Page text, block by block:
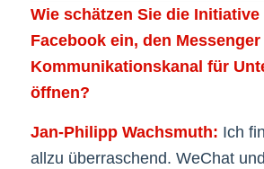
Wie schätzen Sie die Initiative
Facebook ein, den Messenger
Kommunikationskanal für
öffnen?
Jan-Philipp Wachsmuth: Ich
allzu überraschend. WeChat